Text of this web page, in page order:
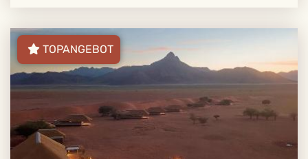
TOPANGEBOT